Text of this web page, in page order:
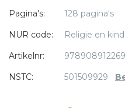
Pagina's:
128 pagina's
NUR code:
Religie en
Artikelnr:
NSTC:
501509929